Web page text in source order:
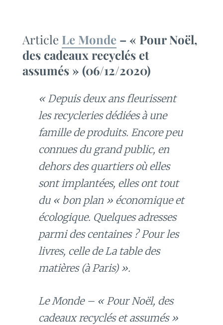
Article Le Monde – « Pour Noël,
des cadeaux recyclés et
assumés » (06/12/2020)
« Depuis deux ans fleurissent
les recycleries dédiées à une
famille de produits. Encore peu
connues du grand public, en
dehors des quartiers où elles
sont implantées, elles ont tout
du « bon plan » économique et
écologique. Quelques adresses
parmi des centaines ? Pour les
livres, celle de La table des
matières (à Paris) ».
Le Monde – « Pour Noël, des
cadeaux recyclés et assumés »